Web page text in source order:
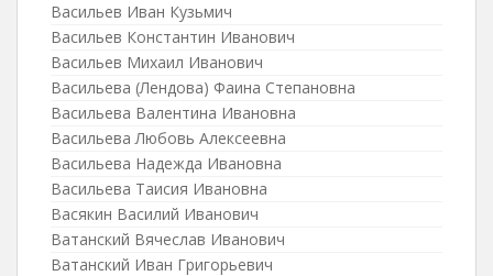
Васильев Иван Кузьмич
Васильев Константин Иванович
Васильев Михаил Иванович
Васильева (Лендова) Фаина Степановна
Васильева Валентина Ивановна
Васильева Любовь Алексеевна
Васильева Надежда Ивановна
Васильева Таисия Ивановна
Васякин Василий Иванович
Ватанский Вячеслав Иванович
Ватанский Иван Григорьевич